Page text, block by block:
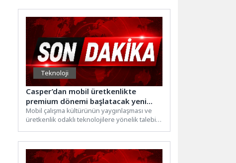
Teknoloji
Casper’dan mobil üretkenlikte
premium dönemi başlatacak yeni
adım!
Mobil çalışma kültürünün yaygınlaşması ve
üretkenlik odaklı teknolojilere yönelik talebin